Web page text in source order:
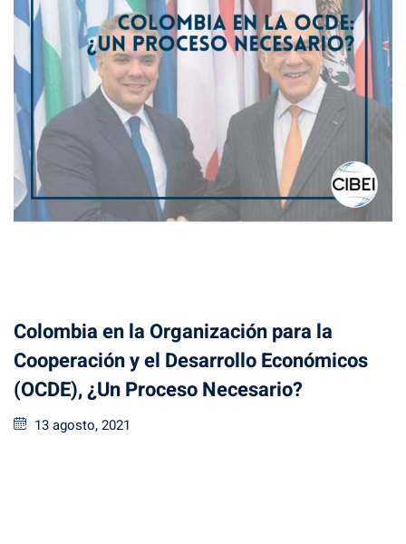
Colombia en la Organización para la
Cooperación y el Desarrollo Económicos
(OCDE), ¿Un Proceso Necesario?
13 agosto, 2021